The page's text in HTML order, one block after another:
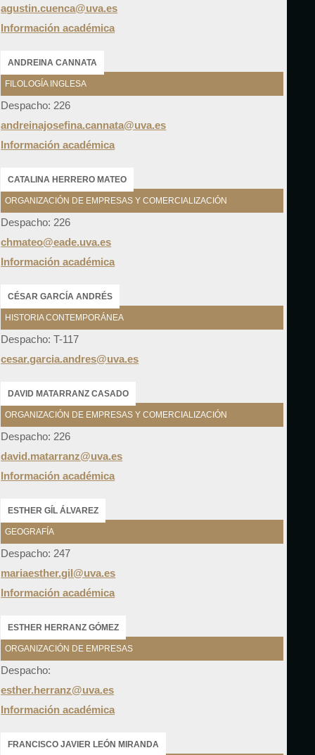
agustin.cuenca@uva.es
Información académica
ANDREINA CANNATA
FILOLOGÍA INGLESA
Despacho: 226
andreinajosefina.cannata@uva.es
Información académica
CATALINA HERRERO MATEO
ORGANIZACIÓN DE EMPRESAS Y COMERCIALIZACIÓN
Despacho: 226
chmateo@eade.uva.es
Información académica
CÉSAR GARCÍA ANDRÉS
HISTORIA CONTEMPORÁNEA
Despacho: T-117
cesar.garcia.andres@uva.es
DAVID MATARRANZ CASADO
ORGANIZACIÓN DE EMPRESAS Y COMERCIALIZACIÓN
Despacho: 226
david.matarranz@uva.es
Información académica
ESTHER GÍL ÁLVAREZ
GEOGRAFÍA
Despacho: 247
mariaesther.gil@uva.es
Información académica
ESTHER HERRANZ GÓMEZ
ORGANIZACIÓN DE EMPRESAS
Despacho:
esther.herranz@uva.es
Información académica
FRANCISCO JAVIER LEÓN MIRANDA